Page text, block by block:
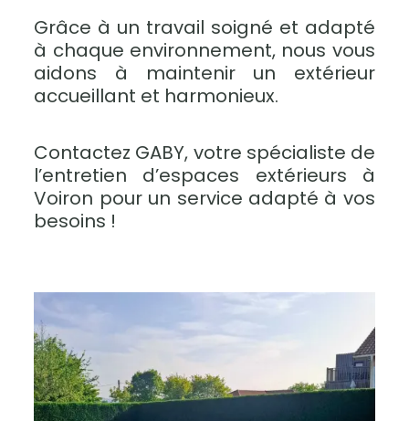
Grâce à un travail soigné et adapté
à chaque environnement, nous vous
aidons à maintenir un extérieur
accueillant et harmonieux.
Contactez GABY, votre spécialiste de
l’entretien d’espaces extérieurs à
Voiron pour un service adapté à vos
besoins !